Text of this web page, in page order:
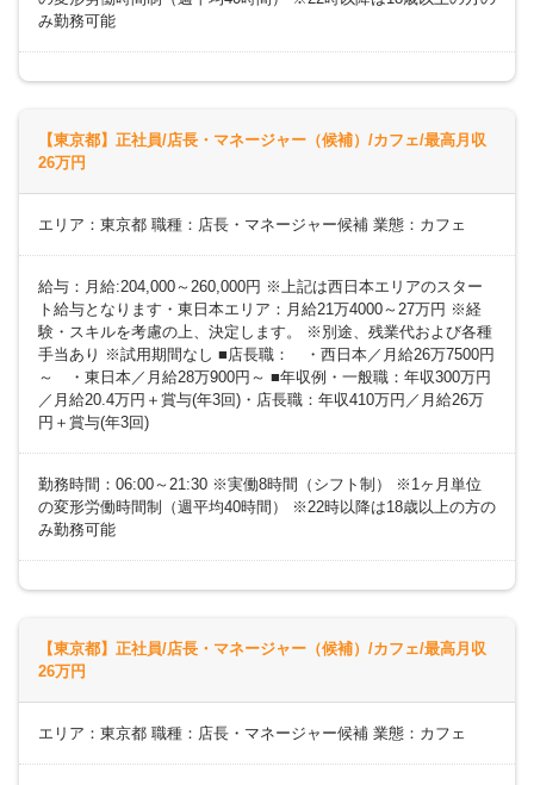
み勤務可能
【東京都】正社員/店長・マネージャー（候補）/カフェ/最高月収
26万円
エリア：東京都 職種：店長・マネージャー候補 業態：カフェ
給与：月給:204,000～260,000円 ※上記は西日本エリアのスター
ト給与となります・東日本エリア：月給21万4000～27万円 ※経
験・スキルを考慮の上、決定します。 ※別途、残業代および各種
手当あり ※試用期間なし ■店長職： ・西日本／月給26万7500円
～ ・東日本／月給28万900円～ ■年収例・一般職：年収300万円
／月給20.4万円＋賞与(年3回)・店長職：年収410万円／月給26万
円＋賞与(年3回)
勤務時間：06:00～21:30 ※実働8時間（シフト制） ※1ヶ月単位
の変形労働時間制（週平均40時間） ※22時以降は18歳以上の方の
み勤務可能
【東京都】正社員/店長・マネージャー（候補）/カフェ/最高月収
26万円
エリア：東京都 職種：店長・マネージャー候補 業態：カフェ